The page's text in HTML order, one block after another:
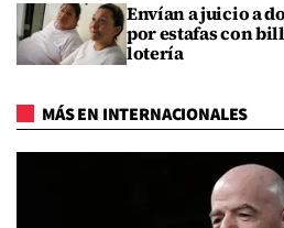
Envían a juicio a
por estafas con
lotería
MÁS EN INTERNACIONALES